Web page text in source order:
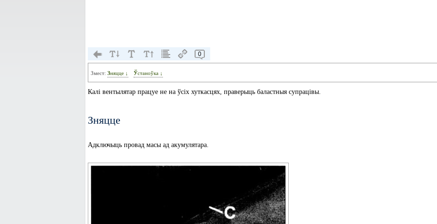
0
Змест: Зняцце ↓ Ўстаноўка ↓
Калі вентылятар працуе не на ўсіх хуткасцях, праверыць баластныя супрацівы.
Зняцце
Адключыць провад масы ад акумулятара.